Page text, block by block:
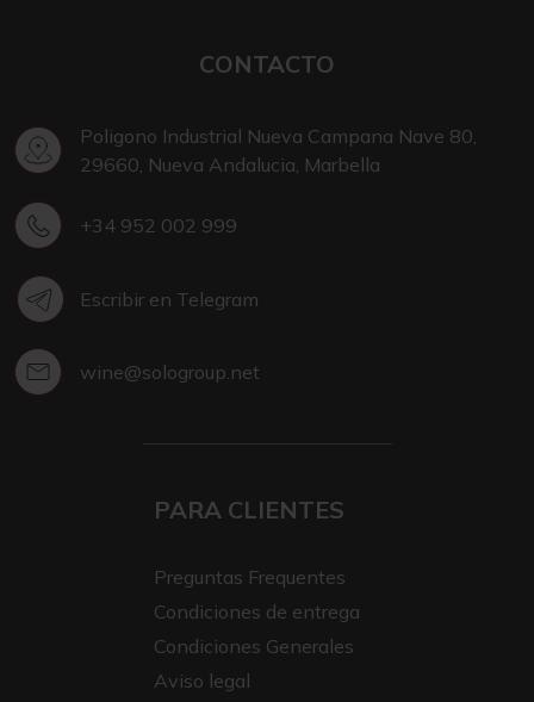
CONTACTO
Poligono Industrial Nueva Campana Nave 80,
29660, Nueva Andalucia, Marbella
+34 952 002 999
Escribir en Telegram
wine@sologroup.net
PARA CLIENTES
Preguntas Frequentes
Condiciones de entrega
Condiciones Generales
Aviso legal